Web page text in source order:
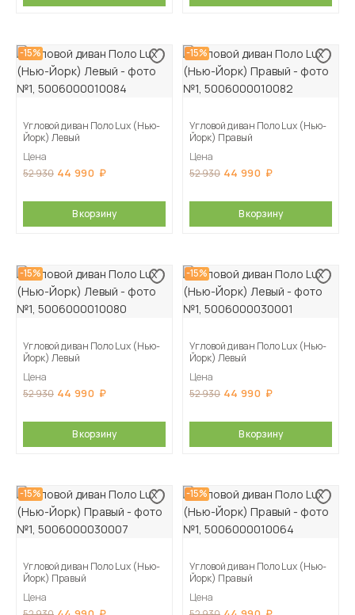
-15%
Угловой диван Поло Lux (Нью-
Йорк) Левый
Цена
52 930 44 990
В корзину
-15%
Угловой диван Поло Lux (Нью-
Йорк) Правый
Цена
52 930 44 990
В корзину
-15%
Угловой диван Поло Lux (Нью-
Йорк) Левый
Цена
52 930 44 990
В корзину
-15%
Угловой диван Поло Lux (Нью-
Йорк) Левый
Цена
52 930 44 990
В корзину
-15%
Угловой диван Поло Lux (Нью-
Йорк) Правый
Цена
-15%
Угловой диван Поло Lux (Нью-
Йорк) Правый
Цена